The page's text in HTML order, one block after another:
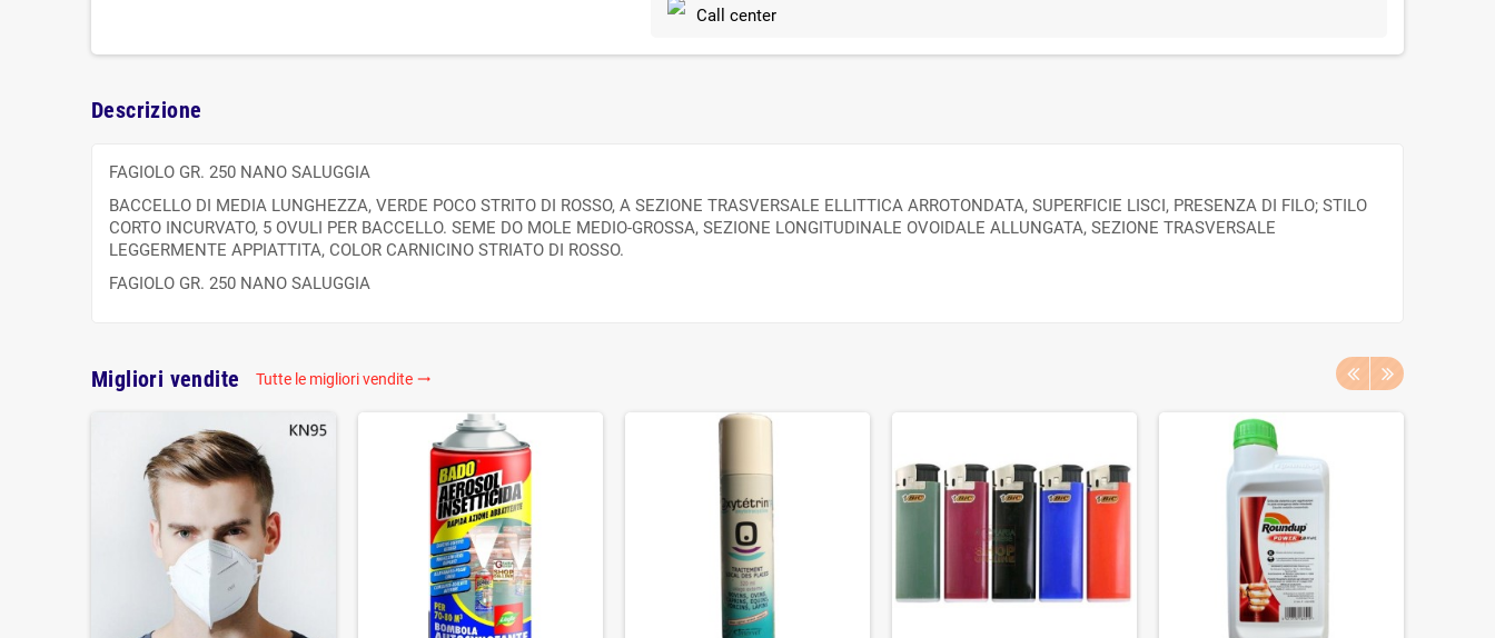
Call center
Descrizione
FAGIOLO GR. 250 NANO SALUGGIA
BACCELLO DI MEDIA LUNGHEZZA, VERDE POCO STRITO DI ROSSO, A SEZIONE TRASVERSALE ELLITTICA ARROTONDATA, SUPERFICIE LISCI, PRESENZA DI FILO; STILO
CORTO INCURVATO, 5 OVULI PER BACCELLO. SEME DO MOLE MEDIO-GROSSA, SEZIONE LONGITUDINALE OVOIDALE ALLUNGATA, SEZIONE TRASVERSALE
LEGGERMENTE APPIATTITA, COLOR CARNICINO STRIATO DI ROSSO.
FAGIOLO GR. 250 NANO SALUGGIA
Migliori vendite Tutte le migliori vendite 